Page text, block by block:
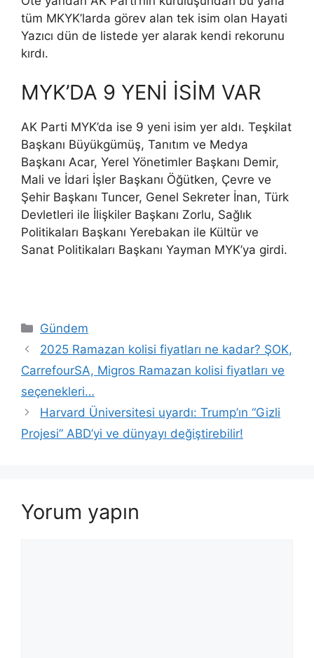
tüm MKYK’larda görev alan tek isim olan Hayati
Yazıcı dün de listede yer alarak kendi rekorunu
kırdı.
MYK’DA 9 YENİ İSİM VAR
AK Parti MYK’da ise 9 yeni isim yer aldı. Teşkilat
Başkanı Büyükgümüş, Tanıtım ve Medya
Başkanı Acar, Yerel Yönetimler Başkanı Demir,
Mali ve İdari İşler Başkanı Öğütken, Çevre ve
Şehir Başkanı Tuncer, Genel Sekreter İnan, Türk
Devletleri ile İlişkiler Başkanı Zorlu, Sağlık
Politikaları Başkanı Yerebakan ile Kültür ve
Sanat Politikaları Başkanı Yayman MYK’ya girdi.
Kategoriler
Gündem
2025 Ramazan kolisi fiyatları ne kadar? ŞOK,
CarrefourSA, Migros Ramazan kolisi fiyatları ve
seçenekleri…
Harvard Üniversitesi uyardı: Trump’ın “Gizli
Projesi” ABD’yi ve dünyayı değiştirebilir!
Yorum yapın